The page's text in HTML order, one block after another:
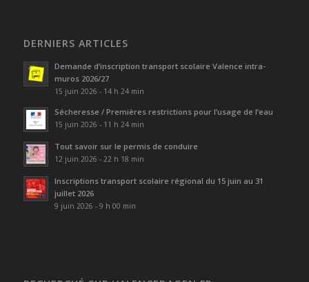
DERNIERS ARTICLES
Demande d’inscription transport scolaire Valence intra-
muros 2026/27
15 juin 2026 - 14 h 24 min
Sécheresse / Premières restrictions pour l’usage de l’eau
15 juin 2026 - 11 h 24 min
Tout savoir sur le permis de conduire
12 juin 2026 - 22 h 18 min
Inscriptions transport scolaire régional du 15 juin au 31
juillet 2026
9 juin 2026 - 9 h 00 min